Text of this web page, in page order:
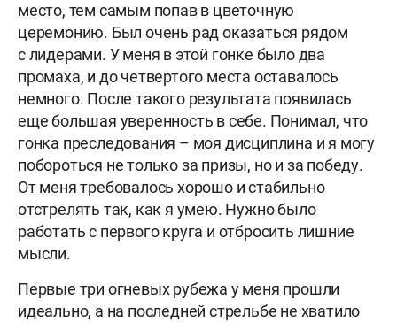
место, тем самым попав в цветочную
церемонию. Был очень рад оказаться рядом
с лидерами. У меня в этой гонке было два
промаха, и до четвертого места оставалось
немного. После такого результата появилась
еще большая уверенность в себе. Понимал, что
гонка преследования – моя дисциплина и я могу
побороться не только за призы, но и за победу.
От меня требовалось хорошо и стабильно
отстрелять так, как я умею. Нужно было
работать с первого круга и отбросить лишние
мысли.
Первые три огневых рубежа у меня прошли
идеально, а на последней стрельбе не хватило